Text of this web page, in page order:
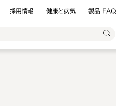
採用情報 健康と病気 製品 FAQ